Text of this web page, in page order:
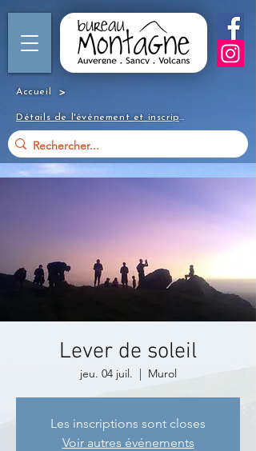
Accueil >
Détails de l'événement et inscription
Lever de soleil
jeu. 04 juil.
  |
Murol
Les inscriptions sont closes
Voir autres événements